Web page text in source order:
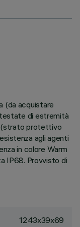
(da acquistare
testate di estremità
(strato protettivo
agli agenti
in colore Warm
IP68. Provvisto di
1243x39x69